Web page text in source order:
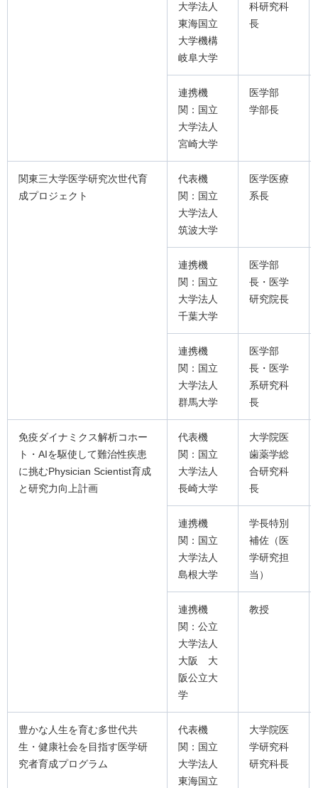
大学法人
東海国立
大学機構
岐阜大学
科研究科
長
連携機
関：国立
大学法人
宮崎大学
医学部
学部長
関東三大学医学研究次世代育
成プロジェクト
代表機
関：国立
大学法人
筑波大学
医学医療
系長
連携機
関：国立
大学法人
千葉大学
医学部
長・医学
研究院長
連携機
関：国立
大学法人
群馬大学
医学部
長・医学
系研究科
長
免疫ダイナミクス解析コホー
ト・AIを駆使して難治性疾患
に挑むPhysician Scientist育成
と研究力向上計画
代表機
関：国立
大学法人
長崎大学
大学院医
歯薬学総
合研究科
長
連携機
関：国立
大学法人
島根大学
学長特別
補佐（医
学研究担
当）
連携機
関：公立
大学法人
大阪 大
阪公立大
学
教授
豊かな人生を育む多世代共
生・健康社会を目指す医学研
究者育成プログラム
代表機
関：国立
大学法人
東海国立
大学院医
学研究科
研究科長